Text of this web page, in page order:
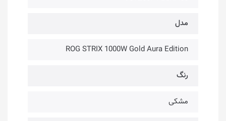
مدل
ROG STRIX 1000W Gold Aura Edition
رنگ
مشکی